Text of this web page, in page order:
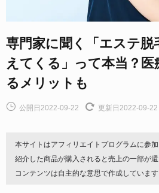
専門家に聞く「エステ
えてくる」って本当？医
るメリットも
公開日2022-09-22 更新日2022-09-22
本サイトはアフィリエイトプログラムに参
紹介した商品が購入されると売上の一部が
コンテンツは自主的な意思で作成しています